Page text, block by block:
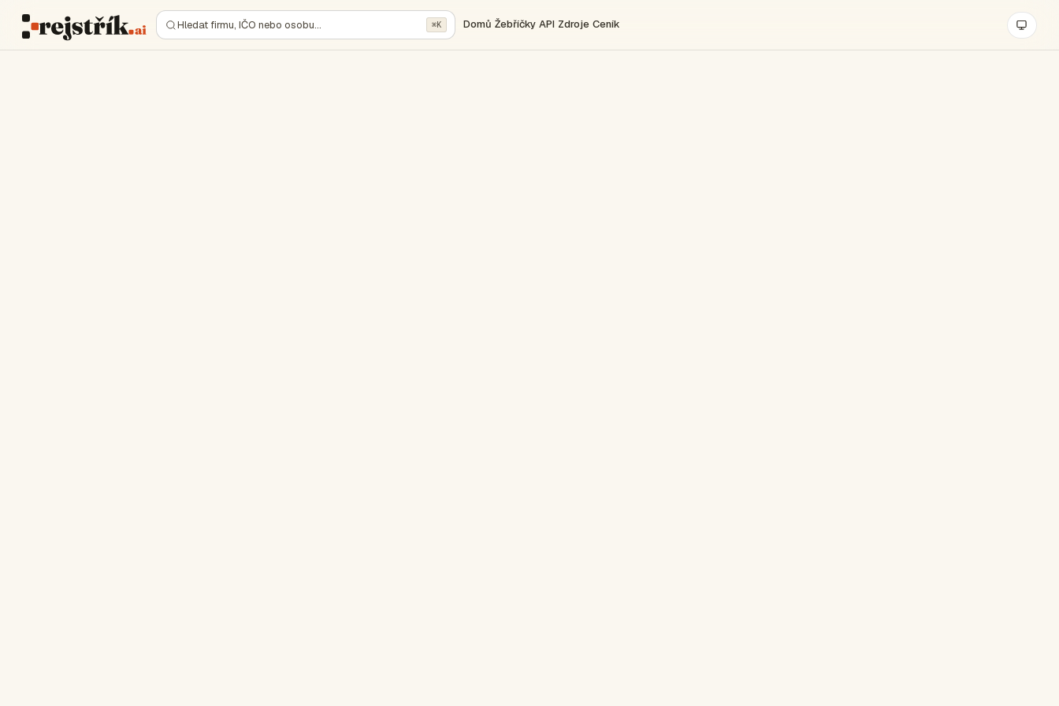
Hledat firmu, IČO nebo osobu… ⌘K Domů Žebříčky API Zdroje Ceník